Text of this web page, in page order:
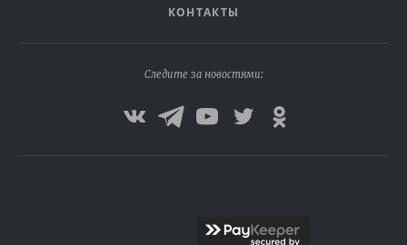
КОНТАКТЫ
Следите за новостями: